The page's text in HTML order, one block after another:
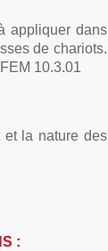
appliquer dans
de chariots.
10.3.01
et la nature des
: